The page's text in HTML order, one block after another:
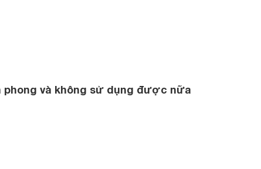
phong và không sử dụng được nữa